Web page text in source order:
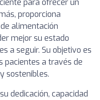
para ofrecer un
proporciona
alimentación
mejor su estado
a seguir. Su objetivo es
pacientes a través de
sostenibles.
dedicación, capacidad